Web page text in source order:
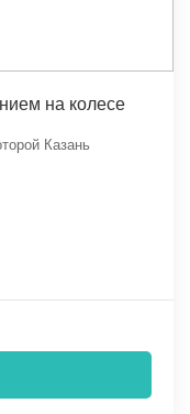
на колесе
Казань